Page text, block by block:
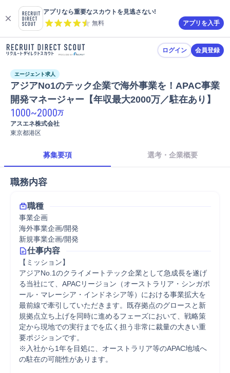
アプリなら重要なスカウトを見逃さない!
無料
アプリを入手
ログイン 会員登録
エージェント求人
アジアNo1のテック企業で海外事業を！APAC事業
開発マネージャー【年収最大2000万／駐在あり】
1000~2000万
アスエネ株式会社
東京都港区
募集要項 選考・企業概要
職務内容
職種
事業企画
海外事業企画/開発
新規事業企画/開発
仕事内容
【ミッション】
アジアNo.1のクライメートテック企業として急成長を遂げ
る当社にて、APACリージョン（オーストラリア・シンガポ
ール・マレーシア・インドネシア等）における事業拡大を
最前線で牽引していただきます。既存拠点のグロースと新
規拠点立ち上げを同時に進めるフェーズにおいて、戦略策
定から現地での実行までを広く担う非常に裁量の大きい重
要ポジションです。
※入社から1年を目処に、オーストラリア等のAPAC地域へ
の駐在の可能性があります。